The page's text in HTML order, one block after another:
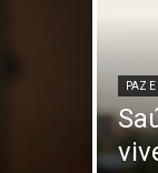
PAZ